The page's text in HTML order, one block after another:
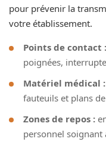
pour prévenir la
votre établissement.
Points de contact :
poignées,
Matériel médical :
fauteuils et plans
Zones de repos :
personnel soignant